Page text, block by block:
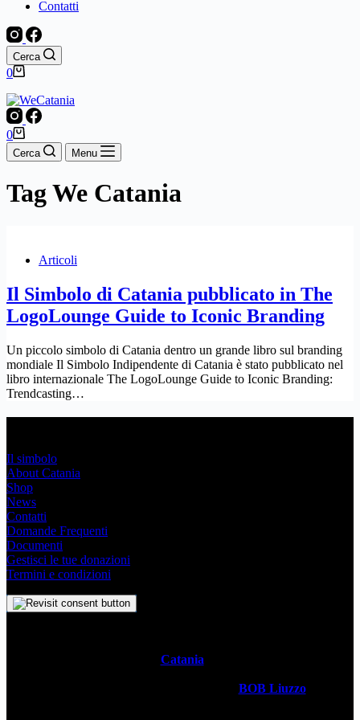
Contatti
Cerca
Carrello
0
Carrello
0
Cerca Menu
TagWe Catania
Articoli
Il Simbolo di Catania pubblicato in The
LogoLounge Guide to Iconic Branding
Un piccolo simbolo di Catania dentro un grande libro sul branding
mondiale Il Simbolo Indipendente di Catania è stato pubblicato nel
libro internazionale The LogoLounge Guide to Iconic Branding:
Trendcasting…
Il simbolo
About Catania
Shop
News
Contatti
Domande Frequenti
Documenti
Gestisci le tue donazioni
Termini e condizioni
Catania
BOB Liuzzo, questo